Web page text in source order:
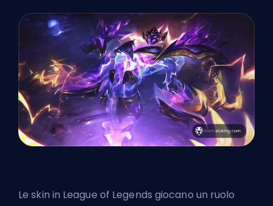
Le skin in League of Legends giocano un ruolo